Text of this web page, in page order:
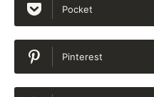
Pocket
Pinterest